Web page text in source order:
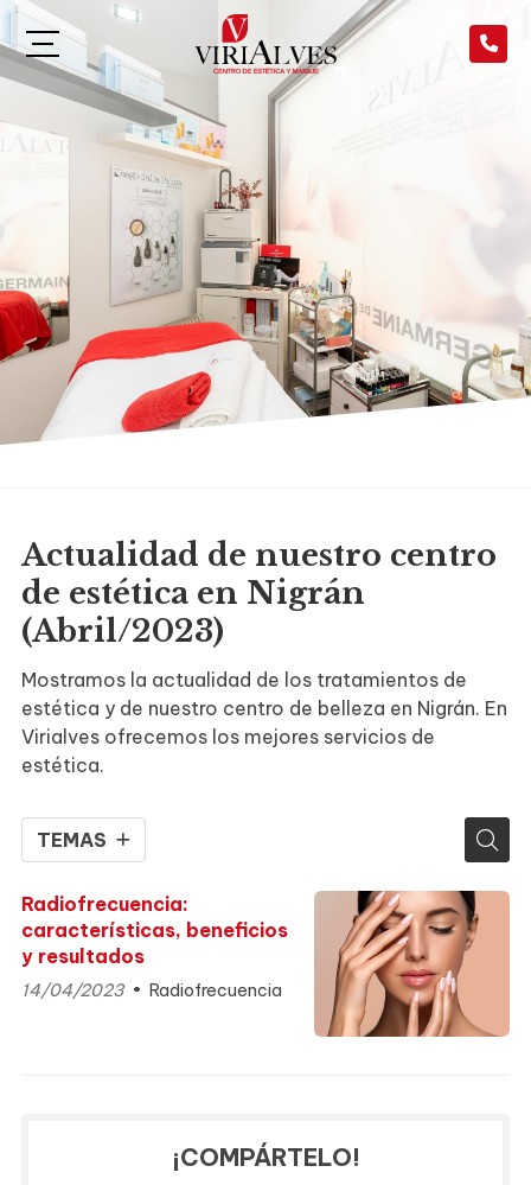
Actualidad de nuestro centro
de estética en Nigrán
(Abril/2023)
Mostramos la actualidad de los tratamientos de
estética y de nuestro centro de belleza en Nigrán. En
Virialves ofrecemos los mejores servicios de
estética.
TEMAS
Radiofrecuencia:
características, beneficios
y resultados
14/04/2023 Radiofrecuencia
¡COMPÁRTELO!